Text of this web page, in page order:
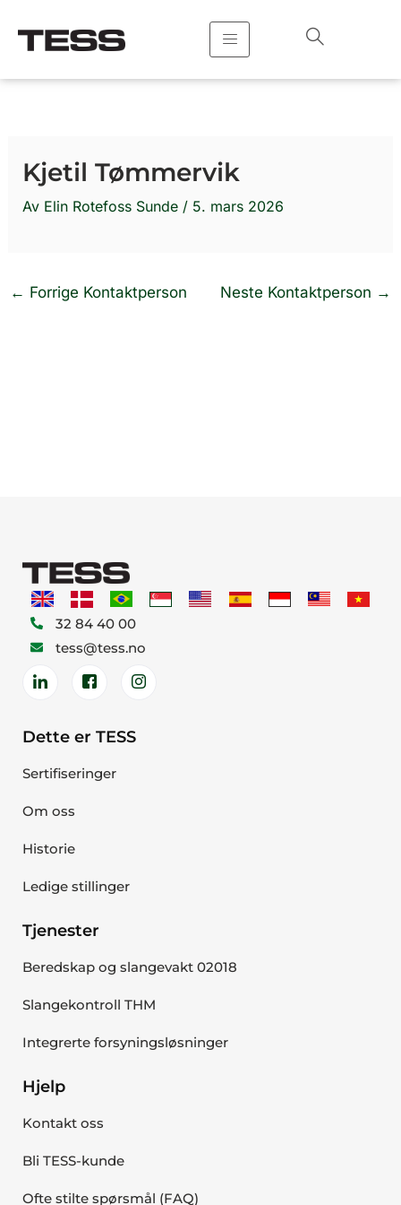
rett
Kjetil Tømmervik
Av Elin Rotefoss Sunde / 5. mars 2026
← Forrige Kontaktperson Neste Kontaktperson →
32 84 40 00
tess@tess.no
Dette er TESS
Sertifiseringer
Om oss
Historie
Ledige stillinger
Tjenester
Beredskap og slangevakt 02018
Slangekontroll THM
Integrerte forsyningsløsninger
Hjelp
Kontakt oss
Bli TESS-kunde
Ofte stilte spørsmål (FAQ)